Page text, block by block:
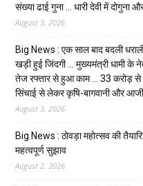
संख्या ढाई गुना … धारी देवी में दोगुना
August 3, 2026
Big News : एक साल बाद बदली
खड़ी हुई जिंदगी … मुख्यमंत्री धामी के
तेज रफ्तार से हुआ काम … ₹33 करोड़
सिंचाई से लेकर कृषि-बागवानी और
August 3, 2026
Big News : ठोवड़ा महोत्सव की
महत्वपूर्ण सुझाव
August 2, 2026